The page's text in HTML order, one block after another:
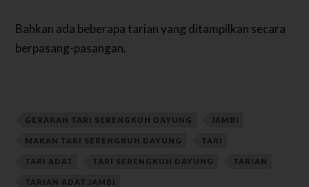
Bahkan ada beberapa tarian yang ditampilkan secara
berpasang-pasangan.
GERAKAN TARI SERENGKUH DAYUNG JAMBI
MAKAN TARI SERENGKUH DAYUNG TARI
TARI ADAT TARI SERENGKUH DAYUNG TARIAN
TARIAN ADAT JAMBI